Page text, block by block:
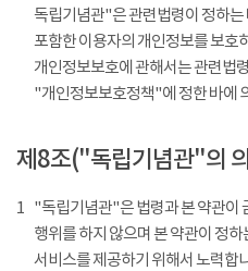
독립기념관"은 관련법령이 정하는
포함한 이용자의 개인정보를 보호
개인정보보호에 관해서는 관련법
"개인정보보호정책"에 정한 바에
제8조("독립기념관"의
1 "독립기념관"은 법령과 본 약관이
행위를 하지 않으며 본 약관이 정
서비스를 제공하기 위해서 노력합